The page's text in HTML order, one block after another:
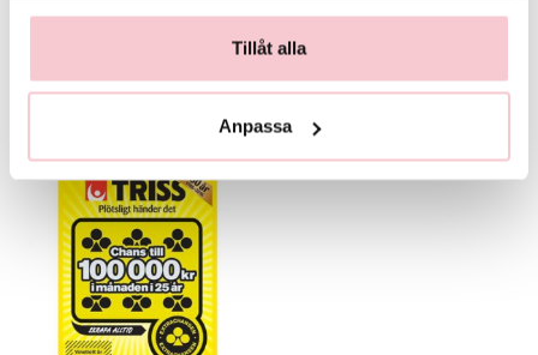
Tillåt alla
Anpassa
125 kr 99 kr